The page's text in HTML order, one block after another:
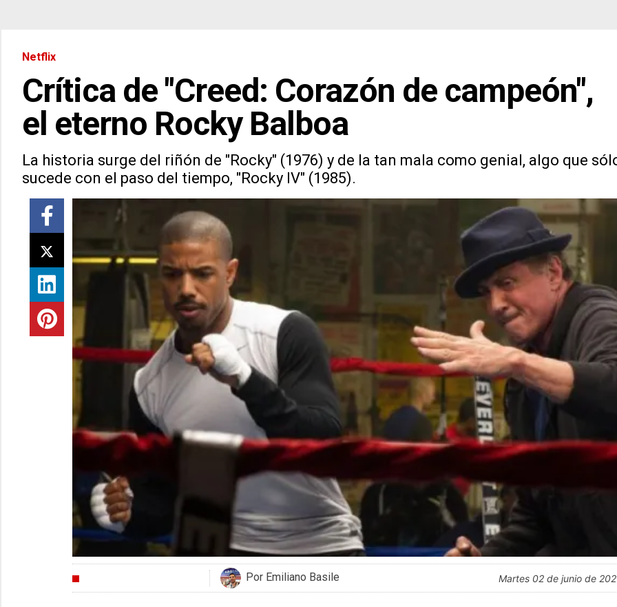
Netflix
Crítica de "Creed: Corazón de campeón",
el eterno Rocky Balboa
La historia surge del riñón de "Rocky" (1976) y de la tan mala como genial, algo que
sucede con el paso del tiempo, "Rocky IV" (1985).
Por Emiliano Basile martes 02 de junio de